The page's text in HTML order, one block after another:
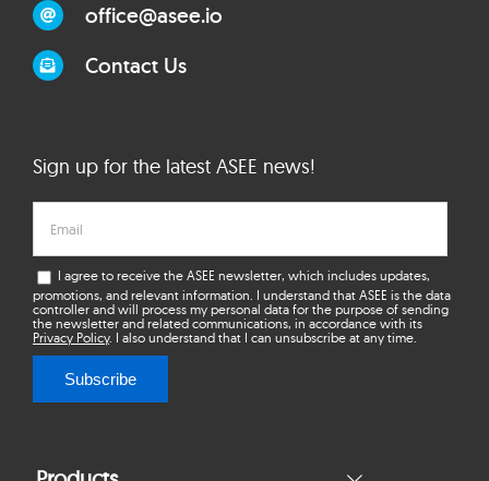
office@asee.io
Contact Us
Sign up for the latest ASEE news!
I agree to receive the ASEE newsletter, which includes updates,
promotions, and relevant information. I understand that ASEE is the data
controller and will process my personal data for the purpose of sending
the newsletter and related communications, in accordance with its
Privacy Policy. I also understand that I can unsubscribe at any time.
Subscribe